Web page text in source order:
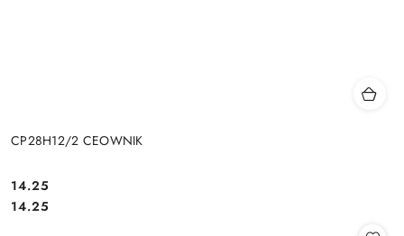
CP28H12/2 CEOWNIK
Cena:
14.25
Cena:
14.25